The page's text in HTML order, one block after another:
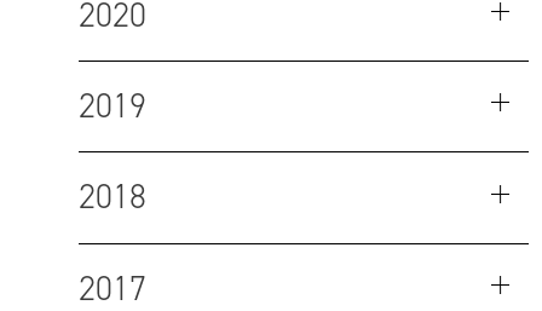
2020
2019
2018
2017